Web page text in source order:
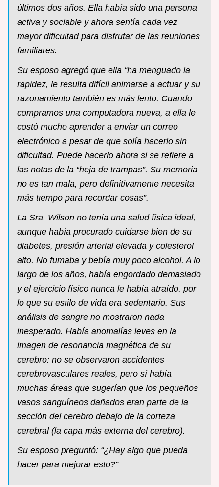
últimos dos años. Ella había sido una persona
activa y sociable y ahora sentía cada vez
mayor dificultad para disfrutar de las reuniones
familiares.
Su esposo agregó que ella “ha menguado la
rapidez, le resulta difícil animarse a actuar y su
razonamiento también es más lento. Cuando
compramos una computadora nueva, a ella le
costó mucho aprender a enviar un correo
electrónico a pesar de que solía hacerlo sin
dificultad. Puede hacerlo ahora si se refiere a
las notas de la “hoja de trampas”. Su memoria
no es tan mala, pero definitivamente necesita
más tiempo para recordar cosas”.
La Sra. Wilson no tenía una salud física ideal,
aunque había procurado cuidarse bien de su
diabetes, presión arterial elevada y colesterol
alto. No fumaba y bebía muy poco alcohol. A lo
largo de los años, había engordado demasiado
y el ejercicio físico nunca le había atraído, por
lo que su estilo de vida era sedentario. Sus
análisis de sangre no mostraron nada
inesperado. Había anomalías leves en la
imagen de resonancia magnética de su
cerebro: no se observaron accidentes
cerebrovasculares reales, pero sí había
muchas áreas que sugerían que los pequeños
vasos sanguíneos dañados eran parte de la
sección del cerebro debajo de la corteza
cerebral (la capa más externa del cerebro).
Su esposo preguntó: “¿Hay algo que pueda
hacer para mejorar esto?”